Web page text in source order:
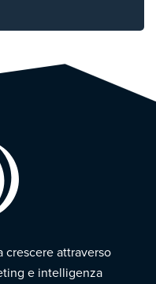
crescere attraverso
e intelligenza